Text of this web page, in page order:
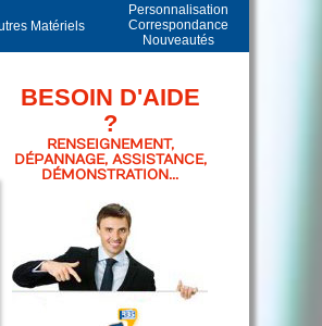
Matériels
Personnalisation
Correspondance
Nouveautés
BESOIN D'AIDE
?
RENSEIGNEMENT,
DÉPANNAGE, ASSISTANCE,
DÉMONSTRATION...